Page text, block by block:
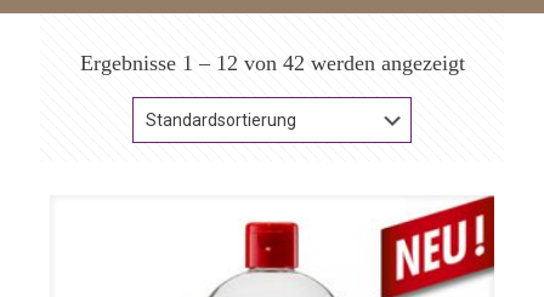
Ergebnisse 1 – 12 von 42 werden angezeigt